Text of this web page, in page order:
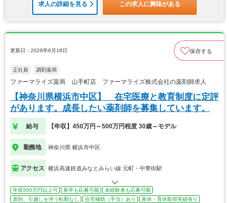
求人の詳細を見る この求人に興味がある
更新日：2026年6月18日 保存する
正社員 調剤薬局
ファーマライズ薬局 山手町店 ファーマライズ株式会社の薬剤師求人
【神奈川県横浜市中区】 在宅医療と教育制度に定評
があります。成長したい薬剤師を募集しています。
給与 【年収】450万円～500万円程度 30歳～モデル
勤務地 神奈川県 横浜市中区
アクセス 横浜高速鉄道みなとみらい線 元町・中華街駅
年収500万円以上可 新卒も応募可能
未経験者も応募可能
原則、引越しを伴う転勤なし
住宅補助（手当）あり
産休・育休取得実績有り